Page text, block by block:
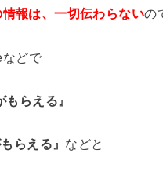
報は、一切伝わらないの
などで
もらえる』
らえる』 などと